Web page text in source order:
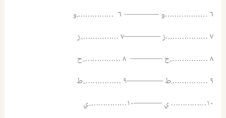
٦ ………………و ————- ٦ …………….و
٧ ………………ز ————–٧ ……………..ز
٨ ……………..ح ———— ٨ ……………..ح
٩ …………….ط ————–٩ ……………..ط
١٠…………… ي ———–١٠……………..ي